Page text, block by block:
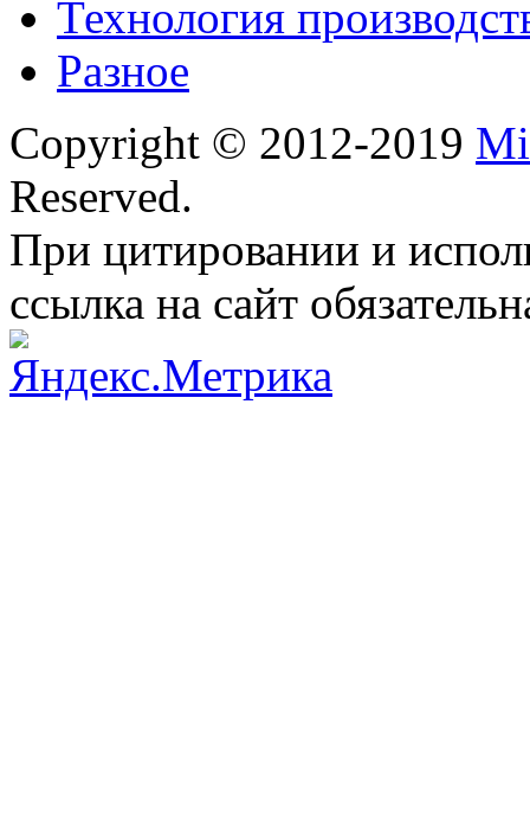
Технология
Разное
Copyright © 2012-2019
Reserved.
При цитировании и
ссылка на сайт